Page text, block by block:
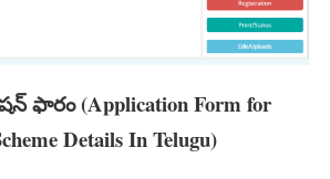
ఫారం (Application Form for
Details In Telugu)